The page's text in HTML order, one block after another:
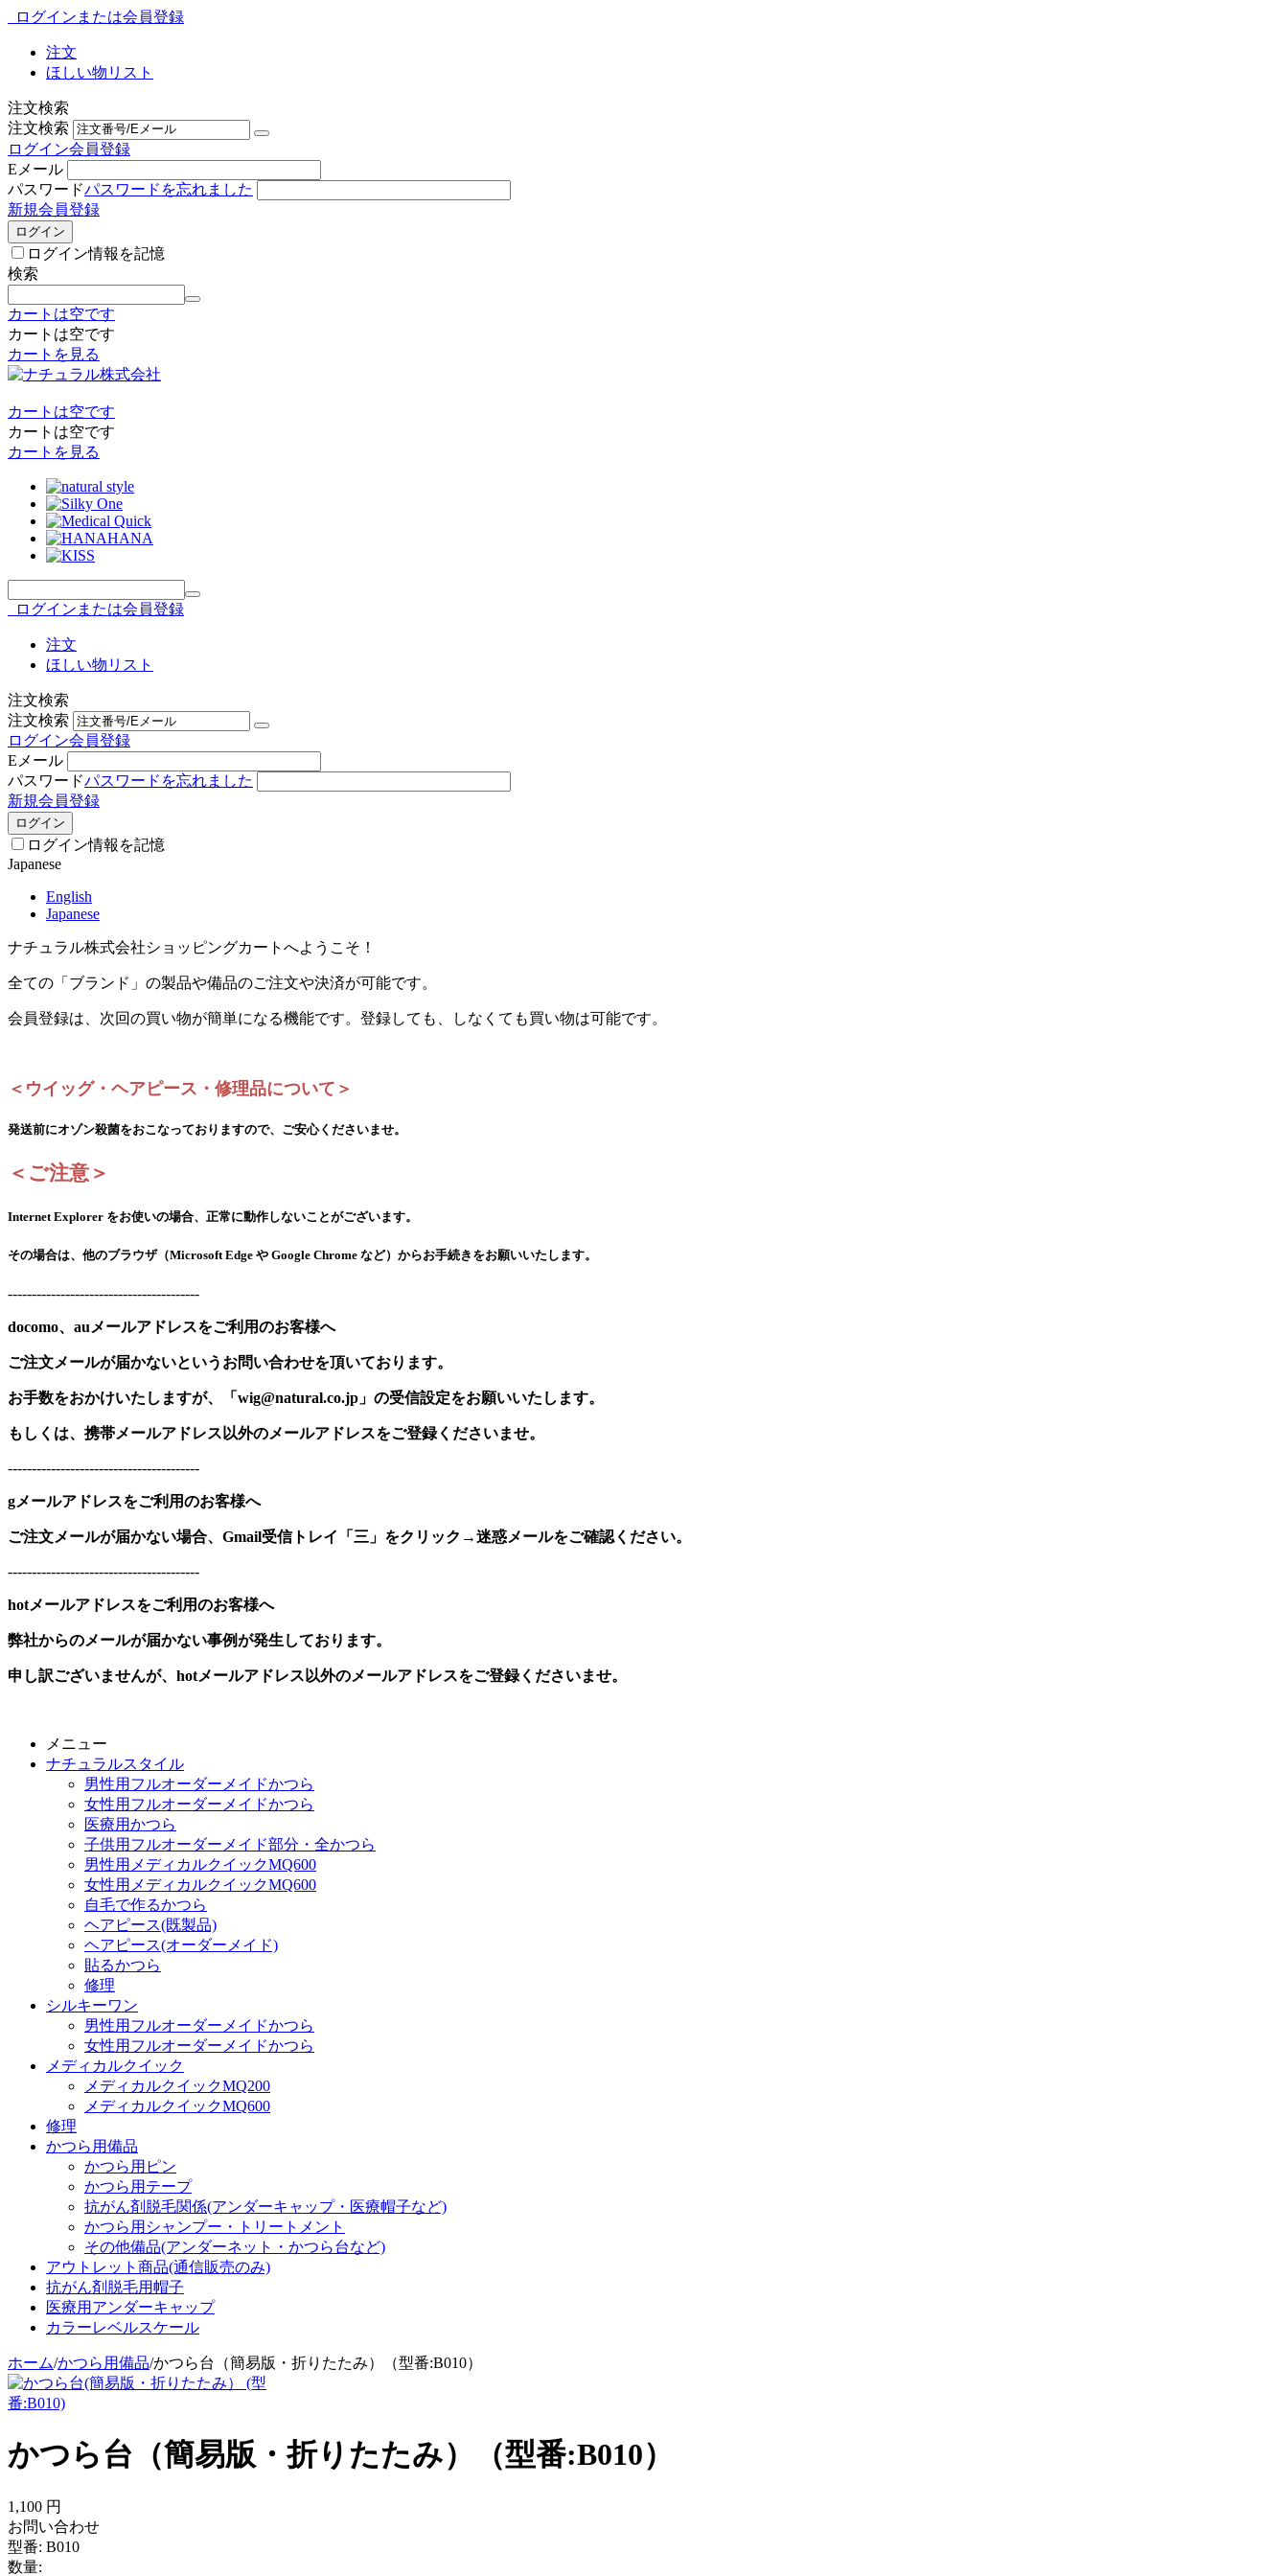
ログインまたは会員登録
注文
ほしい物リスト
注文検索
注文検索
ログイン会員登録
Eメール
パスワードパスワードを忘れました
新規会員登録
ログイン
ログイン情報を記憶
検索
カートは空です
カートは空です
カートを見る
カートは空です
カートは空です
カートを見る
ログインまたは会員登録
注文
ほしい物リスト
注文検索
注文検索
ログイン会員登録
Eメール
パスワードパスワードを忘れました
新規会員登録
ログイン
ログイン情報を記憶
Japanese
English
Japanese
ナチュラル株式会社ショッピングカートへようこそ！
全ての「ブランド」の製品や備品のご注文や決済が可能です。
会員登録は、次回の買い物が簡単になる機能です。登録しても、しなくても買い物は可能です。
＜ウイッグ・ヘアピース・修理品について＞
発送前にオゾン殺菌をおこなっておりますので、ご安心くださいませ。
＜ご注意＞
Internet Explorer をお使いの場合、正常に動作しないことがございます。
その場合は、他のブラウザ（Microsoft Edge や Google Chrome など）からお手続きをお願いいたします。
----------------------------------------
docomo、auメールアドレスをご利用のお客様へ
ご注文メールが届かないというお問い合わせを頂いております。
お手数をおかけいたしますが、「wig@natural.co.jp」の受信設定をお願いいたします。
もしくは、携帯メールアドレス以外のメールアドレスをご登録くださいませ。
----------------------------------------
gメールアドレスをご利用のお客様へ
ご注文メールが届かない場合、Gmail受信トレイ「三」をクリック→迷惑メールをご確認ください。
----------------------------------------
hotメールアドレスをご利用のお客様へ
弊社からのメールが届かない事例が発生しております。
申し訳ございませんが、hotメールアドレス以外のメールアドレスをご登録くださいませ。
メニュー
ナチュラルスタイル
男性用フルオーダーメイドかつら
女性用フルオーダーメイドかつら
医療用かつら
子供用フルオーダーメイド部分・全かつら
男性用メディカルクイックMQ600
女性用メディカルクイックMQ600
自毛で作るかつら
ヘアピース(既製品)
ヘアピース(オーダーメイド)
貼るかつら
修理
シルキーワン
男性用フルオーダーメイドかつら
女性用フルオーダーメイドかつら
メディカルクイック
メディカルクイックMQ200
メディカルクイックMQ600
修理
かつら用備品
かつら用ピン
かつら用テープ
抗がん剤脱毛関係(アンダーキャップ・医療帽子など)
かつら用シャンプー・トリートメント
その他備品(アンダーネット・かつら台など)
アウトレット商品(通信販売のみ)
抗がん剤脱毛用帽子
医療用アンダーキャップ
カラーレベルスケール
ホーム/かつら用備品/かつら台（簡易版・折りたたみ）（型番:B010）
かつら台（簡易版・折りたたみ）（型番:B010）
1,100 円
お問い合わせ
型番: B010
数量: